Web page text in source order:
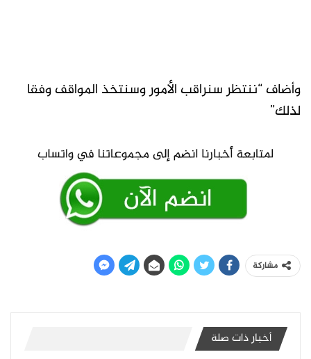
وأضاف “ننتظر سنراقب الأمور وسنتخذ المواقف وفقا
لذلك”
مشاركة
أخبار ذات صلة